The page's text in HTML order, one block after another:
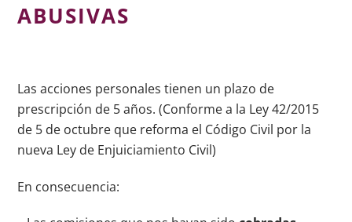
ABUSIVAS
Las acciones personales tienen un plazo de
prescripción de 5 años. (Conforme a la Ley 42/2015
de 5 de octubre que reforma el Código Civil por la
nueva Ley de Enjuiciamiento Civil)
En consecuencia: